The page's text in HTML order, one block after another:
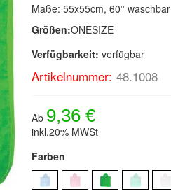
Maße: 55x55cm, 60° waschbar
Größen:ONESIZE
Verfügbarkeit: verfügbar
Artikelnummer: 48.1008
Ab 9,36 €
inkl.20% MWSt
Farben